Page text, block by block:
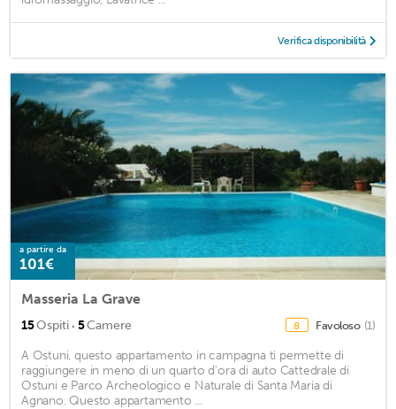
Verifica disponibilità
a partire da
101€
Masseria La Grave
15Ospiti · 5Camere 8 Favoloso (1)
A Ostuni, questo appartamento in campagna ti permette di
raggiungere in meno di un quarto d'ora di auto Cattedrale di
Ostuni e Parco Archeologico e Naturale di Santa Maria di
Agnano. Questo appartamento ...